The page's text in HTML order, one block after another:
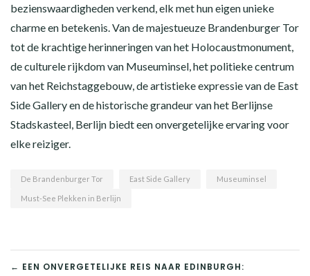
bezienswaardigheden verkend, elk met hun eigen unieke
charme en betekenis. Van de majestueuze Brandenburger Tor
tot de krachtige herinneringen van het Holocaustmonument,
de culturele rijkdom van Museuminsel, het politieke centrum
van het Reichstaggebouw, de artistieke expressie van de East
Side Gallery en de historische grandeur van het Berlijnse
Stadskasteel, Berlijn biedt een onvergetelijke ervaring voor
elke reiziger.
De Brandenburger Tor East Side Gallery Museuminsel
Must-See Plekken in Berlijn
← EEN ONVERGETELIJKE REIS NAAR EDINBURGH: